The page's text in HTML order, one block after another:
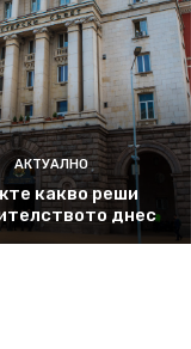
АКТУАЛНО
какво реши
днес